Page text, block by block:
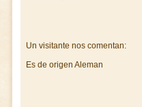
Un visitante nos comentan:
Es de origen Aleman